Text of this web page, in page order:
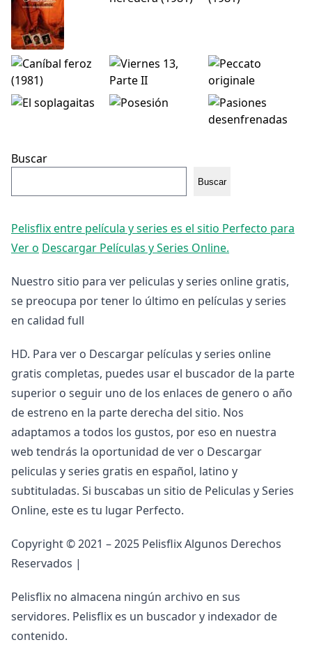
Buscar
Buscar
Pelisflix entre película y series es el sitio Perfecto para
Ver o Descargar Películas y Series Online.
Nuestro sitio para ver peliculas y series online gratis,
se preocupa por tener lo último en películas y series
en calidad full
HD. Para ver o Descargar películas y series online
gratis completas, puedes usar el buscador de la parte
superior o seguir uno de los enlaces de genero o año
de estreno en la parte derecha del sitio. Nos
adaptamos a todos los gustos, por eso en nuestra
web tendrás la oportunidad de ver o Descargar
peliculas y series gratis en español, latino y
subtituladas. Si buscabas un sitio de Peliculas y Series
Online, este es tu lugar Perfecto.
Copyright © 2021 – 2025 Pelisflix Algunos Derechos
Reservados |
Pelisflix no almacena ningún archivo en sus
servidores. Pelisflix es un buscador y indexador de
contenido.